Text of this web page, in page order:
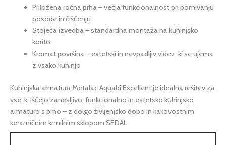
Priložena ročna prha – večja funkcionalnost pri pomivanju
posode in čiščenju
Stoječa izvedba – standardna montaža na kuhinjsko
korito
Kromat površina – estetski in nevpadljiv videz, ki se ujema
z vsako kuhinjo
Kuhinjska armatura Metalac Aquabi Excellent je idealna rešitev za
vse, ki iščejo zanesljivo, funkcionalno in estetsko kuhinjsko
armaturo s prho – z dolgo življenjsko dobo in kakovostnim
keramičnim krmilnim sklopom SEDAL.